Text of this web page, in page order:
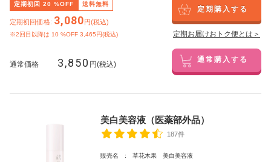
定期初回 20 %OFF 送料無料
定期初回価格: 3,080円(税込)
※2回目以降は 10 %OFF 3,465円(税込)
定期購入する
定期お届けおトク便とは＞
通常価格 3,850 円(税込) 通常購入する
美白美容液（医薬部外品）
187件
販売名 : 草花木果 美白美容液